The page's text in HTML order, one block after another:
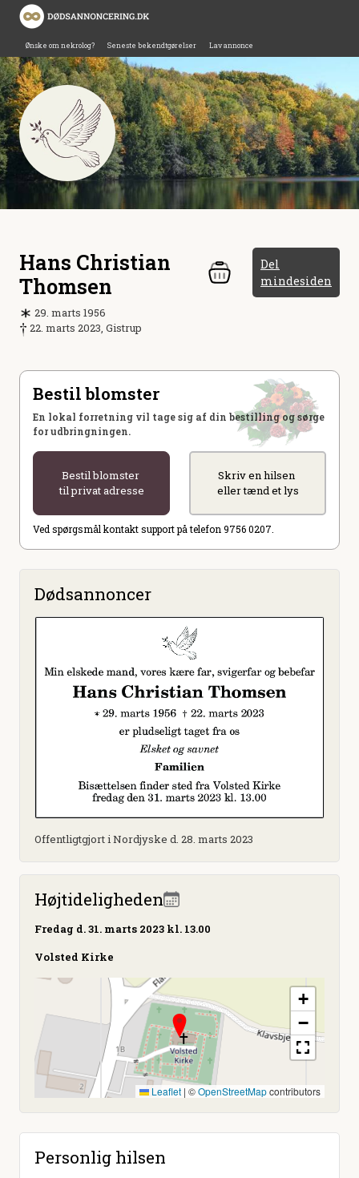
Ønske om nekrolog? Seneste bekendtgørelser Lav annonce
Hans Christian
Thomsen
Del
mindesiden
29. marts 1956
22. marts 2023, Gistrup
Bestil blomster
En lokal forretning vil tage sig af din bestilling og sørge
for udbringningen.
Bestil blomster
til privat adresse
Skriv en hilsen
eller tænd et lys
Ved spørgsmål kontakt support på telefon 9756 0207.
Dødsannoncer
Offentligtgjort i Nordjyske d. 28. marts 2023
Højtideligheden
Fredag d. 31. marts 2023 kl. 13.00
Volsted Kirke
+
−
Leaflet | ©OpenStreetMapcontributors
Personlig hilsen